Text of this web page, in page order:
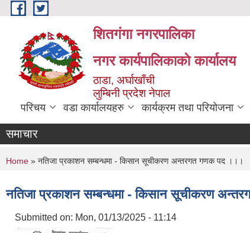
Skip to main content
शितगंगा नगरपालिका
नगर कार्यपालिकाकाे कार्यालय
ठाडा, अर्घाखाँची
लुम्बिनी प्रदेश नेपाल
परिचय वडा कार्यालयहरु कार्यक्रम तथा परियोजना
समाचार
You are here
Home » नतिजा प्रकाशन सम्बन्धमा - किसान सूचीकरण अन्तरगत गणक पद ।।।
नतिजा प्रकाशन सम्बन्धमा - किसान सूचीकरण
Submitted on: Mon, 01/13/2025 - 11:14